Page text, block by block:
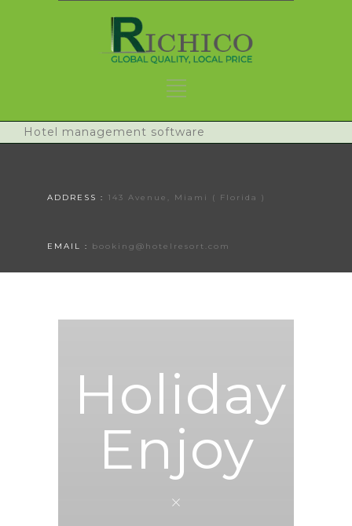
Hotel management software
ADDRESS : 143 Avenue, Miami ( Florida )
EMAIL : booking@hotelresort.com
Holiday
Enjoy